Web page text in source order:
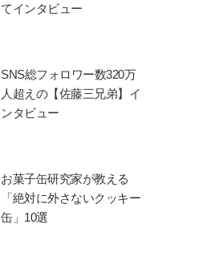
てインタビュー
SNS総フォロワー数320万
人超えの【佐藤三兄弟】イ
ンタビュー
お菓子缶研究家が教える
「絶対に外さないクッキー
缶」10選